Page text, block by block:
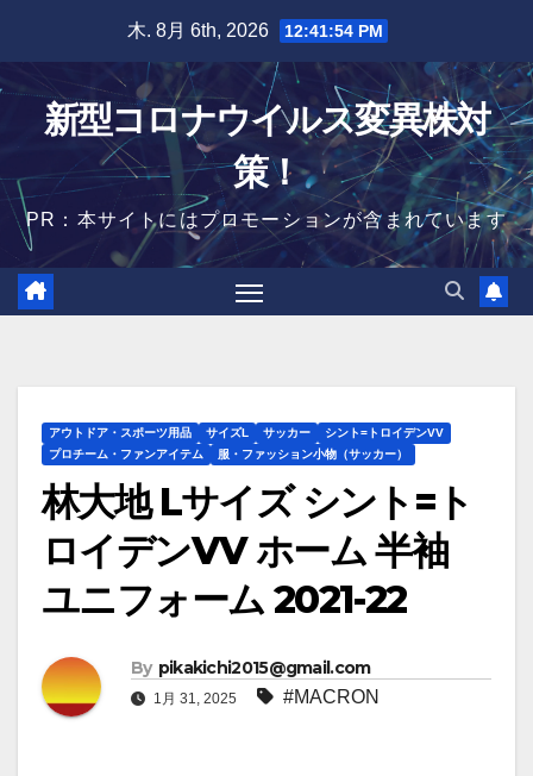
content
木. 8月 6th, 2026 12:41:55 PM
新型コロナウイルス変異株対
策！
PR：本サイトにはプロモーションが含まれています
アウトドア・スポーツ用品 サイズL サッカー
シント=トロイデンVV
プロチーム・ファンアイテム
服・ファッション小物（サッカー）
林大地 Lサイズ シント=ト
ロイデンVV ホーム 半袖
ユニフォーム 2021-22
By pikakichi2015@gmail.com
1月 31, 2025 #MACRON